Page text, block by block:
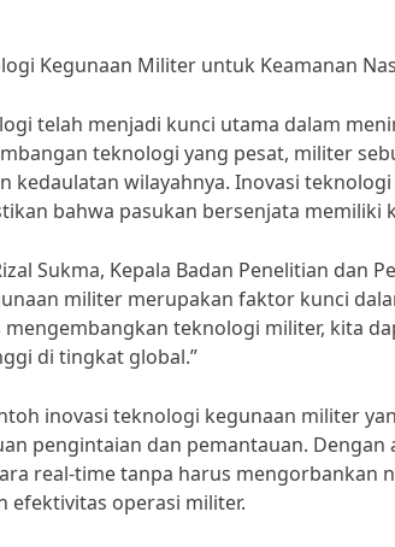
Kegunaan Militer untuk Keamanan
telah menjadi kunci utama dalam
teknologi yang pesat, militer
kedaulatan wilayahnya. Inovasi
bahwa pasukan bersenjata memiliki
Sukma, Kepala Badan Penelitian dan
militer merupakan faktor kunci
teknologi militer, kita
di tingkat global.”
inovasi teknologi kegunaan militer
pengintaian dan pemantauan.
real-time tanpa harus mengorbankan
efektivitas operasi militer.